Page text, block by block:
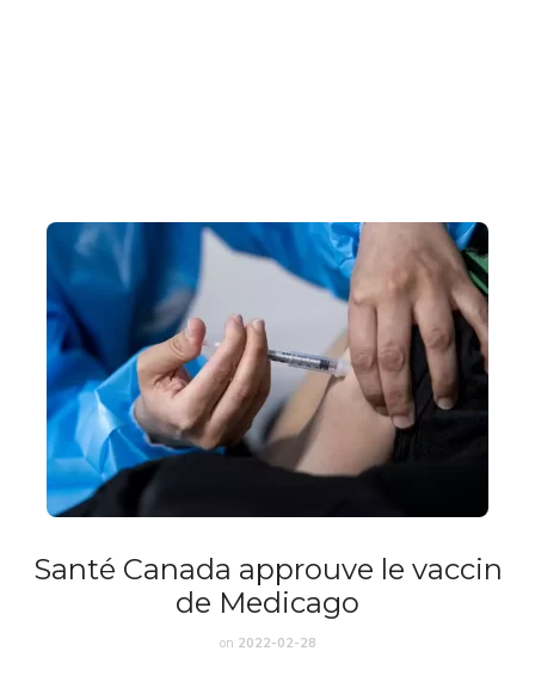
Santé Canada approuve le vaccin
de Medicago
on 2022-02-28